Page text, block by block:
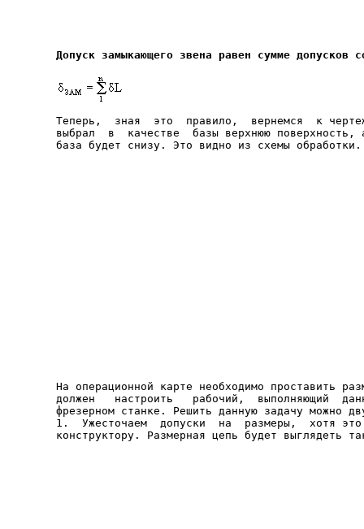
Допуск замыкающего звена равен сумме допусков
Теперь,  зная  это  правило,  вернемся  к
выбрал  в  качестве  базы верхнюю поверхность,
На операционной карте необходимо проставить
должен   настроить   рабочий,  выполняющий
фрезерном станке. Решить данную задачу можно
1.  Ужесточаем  допуски  на  размеры,  хотя это
конструктору. Размерная цепь будет выглядеть